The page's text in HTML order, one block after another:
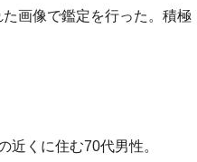
画像で鑑定を行った。積極
近くに住む70代男性。